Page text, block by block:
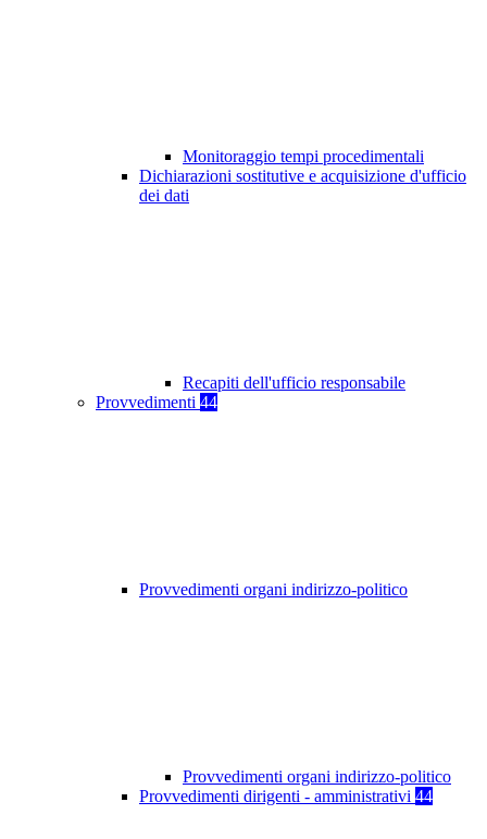
Monitoraggio tempi procedimentali
Dichiarazioni sostitutive e acquisizione d'ufficio
dei dati
Recapiti dell'ufficio responsabile
Provvedimenti 44
Provvedimenti organi indirizzo-politico
Provvedimenti organi indirizzo-politico
Provvedimenti dirigenti - amministrativi 44